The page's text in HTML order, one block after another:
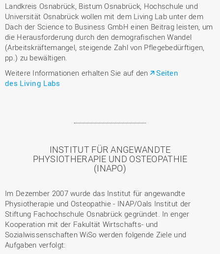
Landkreis Osnabrück, Bistum Osnabrück, Hochschule und
Universität Osnabrück wollen mit dem Living Lab unter dem
Dach der Science to Business GmbH einen Beitrag leisten, um
die Herausforderung durch den demografischen Wandel
(Arbeitskräftemangel, steigende Zahl von Pflegebedürftigen,
pp.) zu bewältigen.
Weitere Informationen erhalten Sie auf den
Seiten
des Living Labs
INSTITUT FÜR ANGEWANDTE
PHYSIOTHERAPIE UND OSTEOPATHIE
(INAPO)
Im Dezember 2007 wurde das Institut für angewandte
Physiotherapie und Osteopathie - INAP/Oals Institut der
Stiftung Fachochschule Osnabrück gegründet. In enger
Kooperation mit der Fakultät Wirtschafts- und
Sozialwissenschaften WiSo werden folgende Ziele und
Aufgaben verfolgt: